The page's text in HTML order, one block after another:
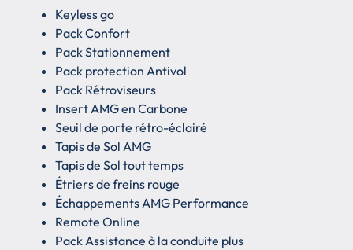
Keyless go
Pack Confort
Pack Stationnement
Pack protection Antivol
Pack Rétroviseurs
Insert AMG en Carbone
Seuil de porte rétro-éclairé
Tapis de Sol AMG
Tapis de Sol tout temps
Étriers de freins rouge
Échappements AMG Performance
Remote Online
Pack Assistance à la conduite plus